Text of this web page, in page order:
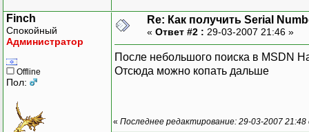
Finch
Спокойный
Администратор
Offline
Пол:
Re: Как получить Serial
« Ответ #2 : 29-03-2007 21:46 »
После небольшого поиска в MSDN
Отсюда можно копать дальше
« Последнее редактирование: 29-03-2007